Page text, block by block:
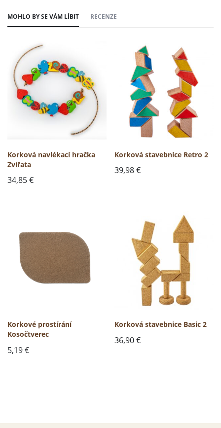
MOHLO BY SE VÁM LÍBIT RECENZE
Korková navlékací hračka
Zvířata
34,85€
Korková stavebnice Retro 2
39,98€
Korkové prostírání
Kosočtverec
5,19€
Korková stavebnice Basic 2
36,90€